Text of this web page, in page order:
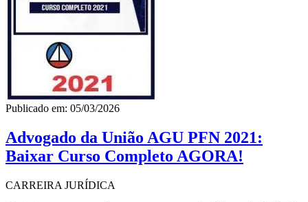
Publicado em: 05/03/2026
Advogado da União AGU PFN 2021:
Baixar Curso Completo AGORA!
CARREIRA JURÍDICA